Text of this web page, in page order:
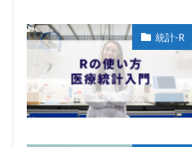
統計-R